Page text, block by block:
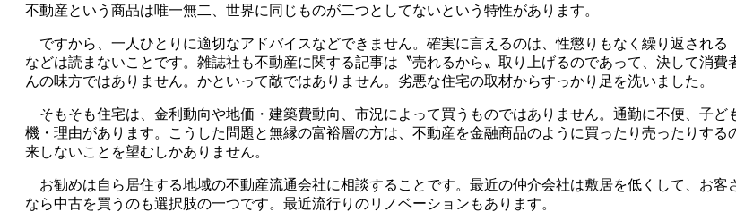
不動産という商品は唯一無二、世界に同じものが二つとしてないという特性があります。
ですから、一人ひとりに適切なアドバイスなどできません。確実に言えるのは、性懲りもなく繰り返され
などは読まないことです。雑誌社も不動産に関する記事は〝売れるから〟取り上げるのであって、決して消
んの味方ではありません。かといって敵ではありません。劣悪な住宅の取材からすっかり足を洗いました。
そもそも住宅は、金利動向や地価・建築費動向、市況によって買うものではありません。通勤に不便、子
機・理由があります。こうした問題と無縁の富裕層の方は、不動産を金融商品のように買ったり売ったりす
来しないことを望むしかありません。
お勧めは自ら居住する地域の不動産流通会社に相談することです。最近の仲介会社は敷居を低くして、お
なら中古を買うのも選択肢の一つです。最近流行りのリノベーションもあります。